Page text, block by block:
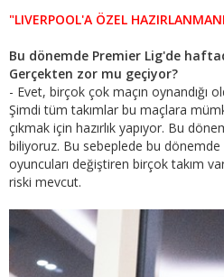
"LIVERPOOL'A ÖZEL
Bu dönemde Premier Lig'de
Gerçekten zor mu geçiyor?
- Evet, birçok çok maçın oynandığı
Şimdi tüm takımlar bu maçlara
çıkmak için hazırlık yapıyor. Bu
biliyoruz. Bu sebeplede bu
oyuncuları değiştiren birçok takım
riski mevcut.